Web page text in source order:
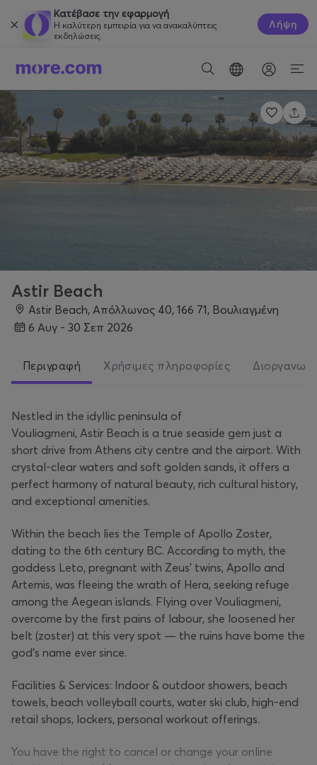
Κατέβασε την εφαρμογή
Η καλύτερη εμπειρία για να ανακαλύπτεις
εκδηλώσεις.
Λήψη
Astir Beach
Astir Beach, Απόλλωνος 40, 166 71, Βουλιαγμένη
6 Αυγ - 30 Σεπ 2026
Περιγραφή Χρήσιμες πληροφορίες
Nestled in the idyllic peninsula of
Vouliagmeni, Astir Beach is a true seaside gem just a
short drive from Athens city centre and the airport. With
crystal-clear waters and soft golden sands, it offers a
perfect harmony of natural beauty, rich cultural history,
and exceptional amenities.
Within the beach lies the Temple of Apollo Zoster,
dating to the 6th century BC. According to myth, the
goddess Leto, pregnant with Zeus’ twins, Apollo and
Artemis, was fleeing the wrath of Hera, seeking refuge
among the Aegean islands. Flying over Vouliagmeni,
overcome by the first pains of labour, she loosened her
belt (zoster) at this very spot — the ruins have borne the
god’s name ever since.
Facilities & Services: Indoor & outdoor showers, beach
towels, beach volleyball courts, water ski club, high-end
retail shops, lockers, personal workout offerings.
You have the right to cancel or change your online